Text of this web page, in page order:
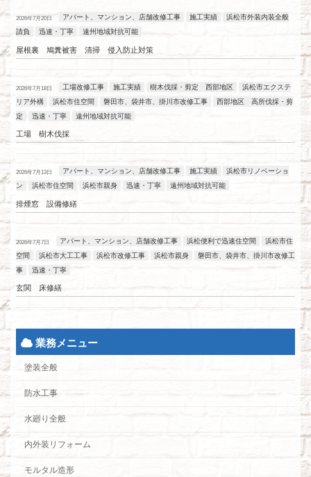
2026年7月20日 アパート、マンション、店舗改修工事 施工実績
浜松市外装内装全般
請負
迅速・丁寧 遠州地域対抗可能
屋根裏 鳩糞被害 清掃 侵入防止対策
2026年7月18日 工場改修工事 施工実績 樹木伐採・剪定 西部地区
浜松市エクステ
リア外構
浜松市住空間 磐田市、袋井市、掛川市改修工事
西部地区 高所伐採・剪
定
迅速・丁寧 遠州地域対抗可能
工場 樹木伐採
2026年7月13日 アパート、マンション、店舗改修工事 施工実績
浜松市リノベーショ
ン
浜松市住空間 浜松市親身 迅速・丁寧 遠州地域対抗可能
排煙窓 設備修繕
2026年7月7日 アパート、マンション、店舗改修工事 浜松便利で迅速住空間
浜松市住
空間
浜松市大工工事 浜松市改修工事 浜松市親身
磐田市、袋井市、掛川市改修工
事
迅速・丁寧
玄関 床修繕
業務メニュー
塗装全般
防水工事
水廻り全般
内外装リフォーム
モルタル造形